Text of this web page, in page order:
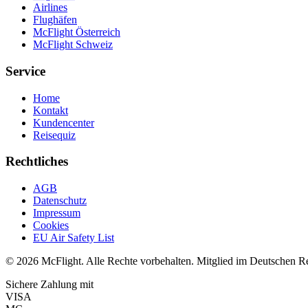
Airlines
Flughäfen
McFlight Österreich
McFlight Schweiz
Service
Home
Kontakt
Kundencenter
Reisequiz
Rechtliches
AGB
Datenschutz
Impressum
Cookies
EU Air Safety List
© 2026 McFlight. Alle Rechte vorbehalten. Mitglied im Deutschen
Sichere Zahlung mit
VISA